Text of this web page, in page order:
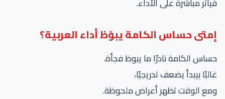
إمتى حساس الكامة يبوّظ أداء العربية؟
حساس الكامة نادرًا ما يبوظ فجأة.
غالبًا بيبدأ يضعف تدريجيًا،
ومع الوقت تظهر أعراض ملحوظة.